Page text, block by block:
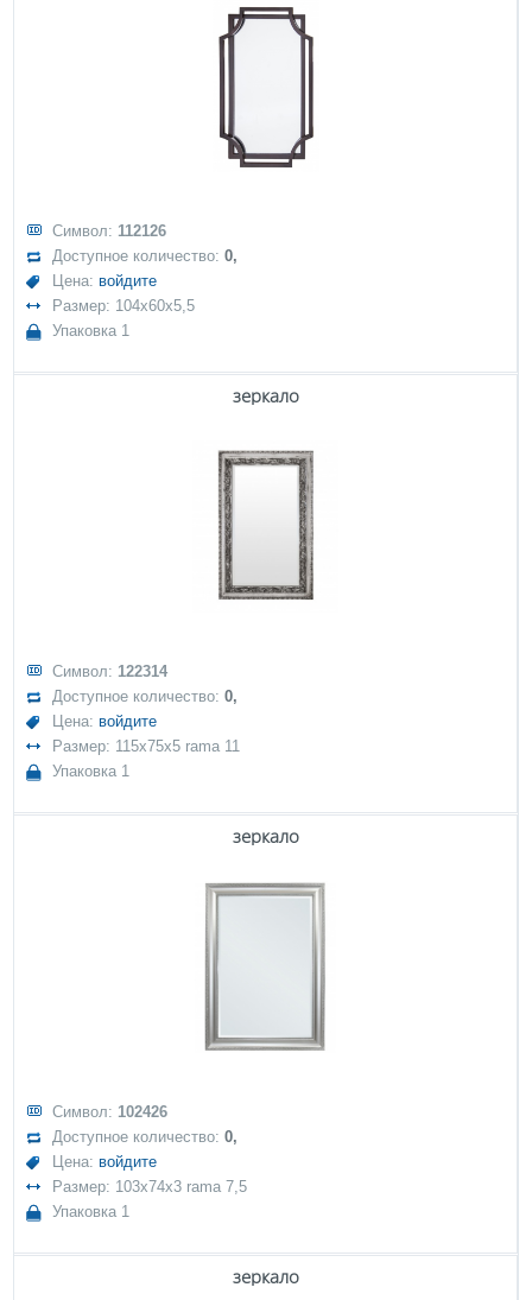
Символ: 112126
Доступное количество:0,
Цена: войдите
Размер: 104x60x5,5
Упаковка 1
зеркало
Символ: 122314
Доступное количество:0,
Цена: войдите
Размер: 115x75x5 rama 11
Упаковка 1
зеркало
Символ: 102426
Доступное количество:0,
Цена: войдите
Размер: 103x74x3 rama 7,5
Упаковка 1
зеркало